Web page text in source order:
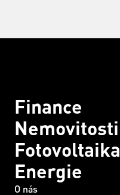
Finance
Nemovitosti
Fotovoltaika
Energie
O nás